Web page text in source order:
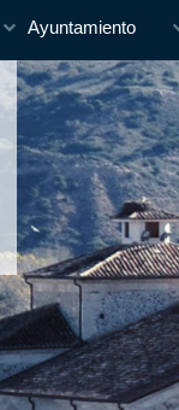
Ayuntamiento